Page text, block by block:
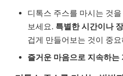
디톡스 주스를 마시는 것
보세요. 특별한 시간이나
겁게 만들어보는 것이 중요
즐거운 마음으로 지속하는